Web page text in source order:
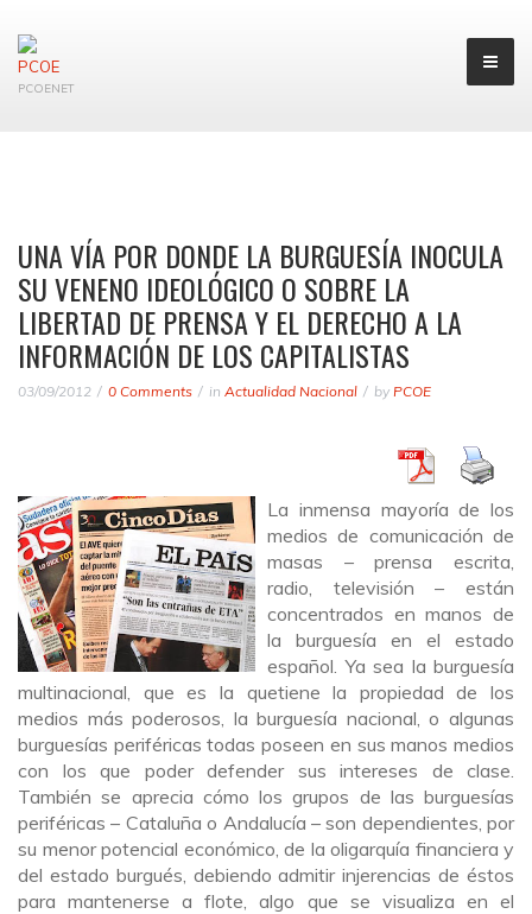
PCOENET
UNA VÍA POR DONDE LA BURGUESÍA INOCULA
SU VENENO IDEOLÓGICO O SOBRE LA
LIBERTAD DE PRENSA Y EL DERECHO A LA
INFORMACIÓN DE LOS CAPITALISTAS
03/09/2012 0 Comments in Actualidad Nacional by PCOE
La inmensa mayoría de los
medios de comunicación de
masas – prensa escrita,
radio, televisión – están
concentrados en manos de
la burguesía en el estado
español. Ya sea la burguesía
multinacional, que es la quetiene la propiedad de los
medios más poderosos, la burguesía nacional, o algunas
burguesías periféricas todas poseen en sus manos medios
con los que poder defender sus intereses de clase.
También se aprecia cómo los grupos de las burguesías
periféricas – Cataluña o Andalucía – son dependientes, por
su menor potencial económico, de la oligarquía financiera y
del estado burgués, debiendo admitir injerencias de éstos
para mantenerse a flote, algo que se visualiza en el